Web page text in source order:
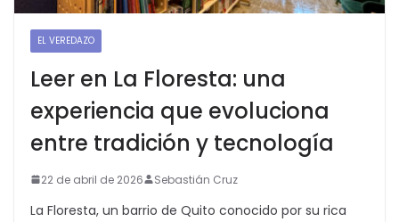
EL VEREDAZO
Leer en La Floresta: una
experiencia que evoluciona
entre tradición y tecnología
22 de abril de 2026 Sebastián Cruz
La Floresta, un barrio de Quito conocido por su rica